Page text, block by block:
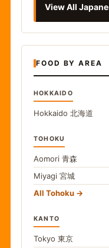
View All
FOOD BY AREA
HOKKAIDO
Hokkaido 北海道
TOHOKU
Aomori 青森
Miyagi 宮城
All Tohoku
KANTO
Tokyo 東京